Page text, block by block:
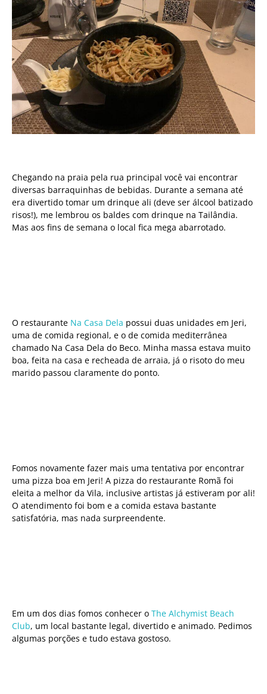
Chegando na praia pela rua principal você vai encontrar
diversas barraquinhas de bebidas. Durante a semana até
era divertido tomar um drinque ali (deve ser álcool batizado
risos!), me lembrou os baldes com drinque na Tailândia.
Mas aos fins de semana o local fica mega abarrotado.
O restaurante Na Casa Dela possui duas unidades em Jeri,
uma de comida regional, e o de comida mediterrânea
chamado Na Casa Dela do Beco. Minha massa estava muito
boa, feita na casa e recheada de arraia, já o risoto do meu
marido passou claramente do ponto.
Fomos novamente fazer mais uma tentativa por encontrar
uma pizza boa em Jeri! A pizza do restaurante Romã foi
eleita a melhor da Vila, inclusive artistas já estiveram por ali!
O atendimento foi bom e a comida estava bastante
satisfatória, mas nada surpreendente.
Em um dos dias fomos conhecer o The Alchymist Beach
Club, um local bastante legal, divertido e animado. Pedimos
algumas porções e tudo estava gostoso.